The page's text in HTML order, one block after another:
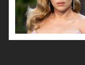
e
n